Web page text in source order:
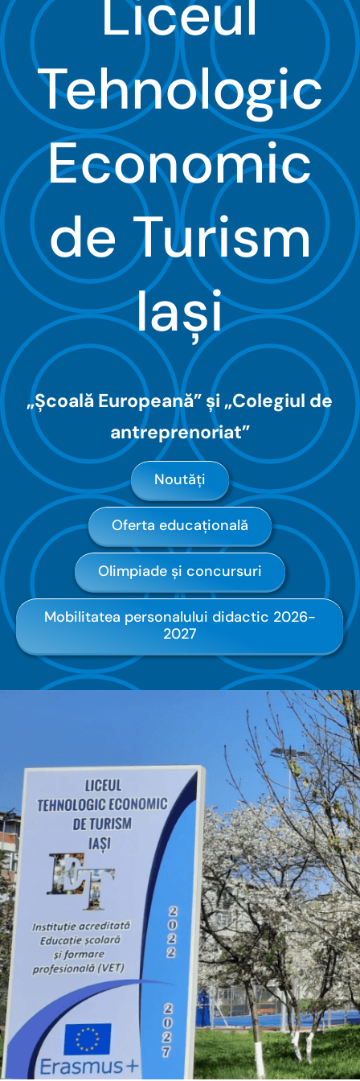
Organizare
Proiecte
Elevi
Despre noi
Contact
Liceul
Tehnologic
Economic
de Turism
Iaşi
„Școală Europeană” și „Colegiul de
antreprenoriat”
Noutăți
Oferta educațională
Olimpiade și concursuri
Mobilitatea personalului didactic 2026-
2027